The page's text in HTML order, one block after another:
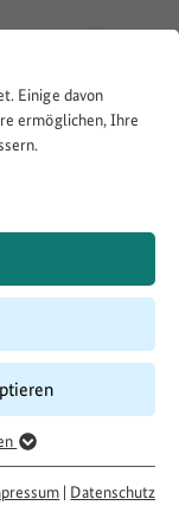
Einige davon
ermöglichen, Ihre
| Datenschutz